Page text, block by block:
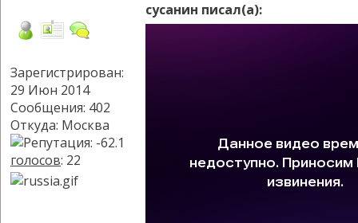
Зарегистрирован:
29 Июн 2014
Сообщения: 402
Откуда: Москва
голосов: 22
сусанин писал(а):